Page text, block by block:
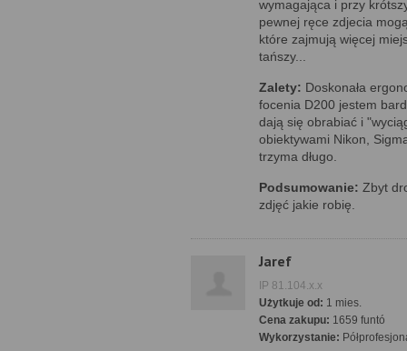
wymagająca i przy
pewnej ręce zdjecia
które zajmują więcej
tańszy...
Zalety: Doskonała
focenia D200 jestem
dają się obrabiać i
obiektywami Nikon,
trzyma długo.
Podsumowanie: Zbyt
zdjęć jakie robię.
Jaref
IP 81.104.x.x
Użytkuje od: 1 mies.
Cena zakupu: 1659 funtó
Wykorzystanie: